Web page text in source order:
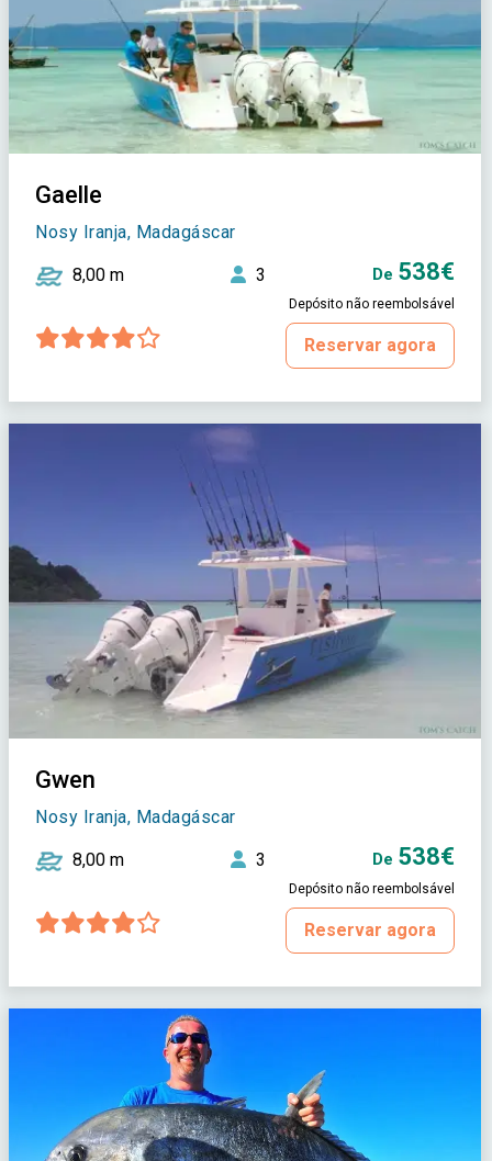
Gaelle
Nosy Iranja, Madagáscar
8,00 m 3 De 538€
Depósito não reembolsável
Reservar agora
Gwen
Nosy Iranja, Madagáscar
8,00 m 3 De 538€
Depósito não reembolsável
Reservar agora